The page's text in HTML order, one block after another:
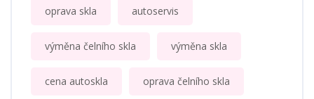
oprava skla autoservis
výměna čelního skla výměna skla
cena autoskla oprava čelního skla